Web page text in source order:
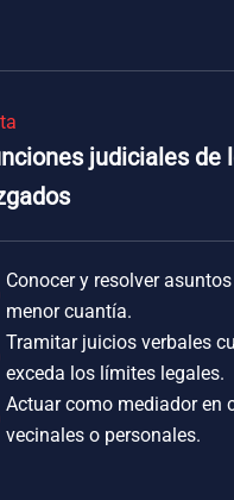
judiciales de
Conocer y resolver
menor cuantía.
Tramitar juicios verbales
exceda los límites legales.
Actuar como mediador en
vecinales o personales.